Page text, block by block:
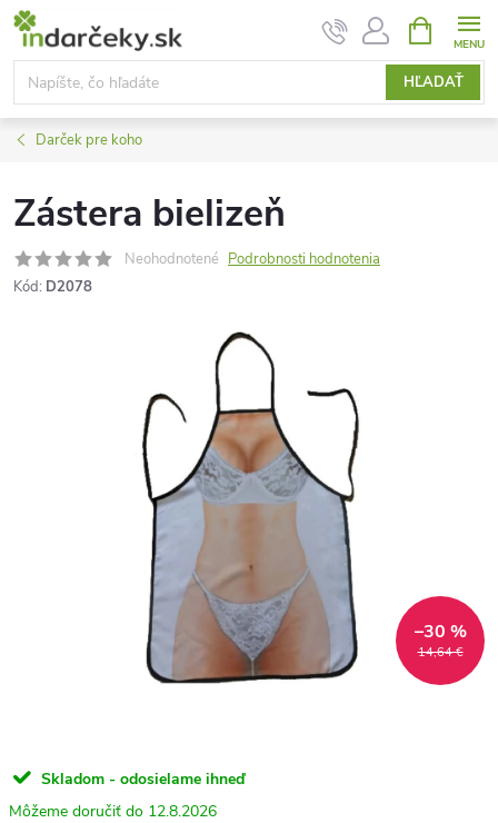
Prejsť
obsah
HĽADAŤ
KOŠÍK
Darček pre koho
Zástera bielizeň
Neohodnotené Podrobnosti hodnotenia
Kód: D2078
14,64 €
–30 %
Skladom - odosielame ihneď
12.8.2026